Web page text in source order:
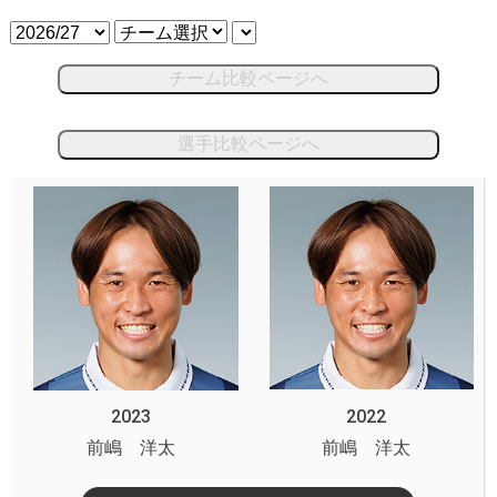
チーム比較ページへ
選手比較ページへ
2023
2022
前嶋 洋太
前嶋 洋太